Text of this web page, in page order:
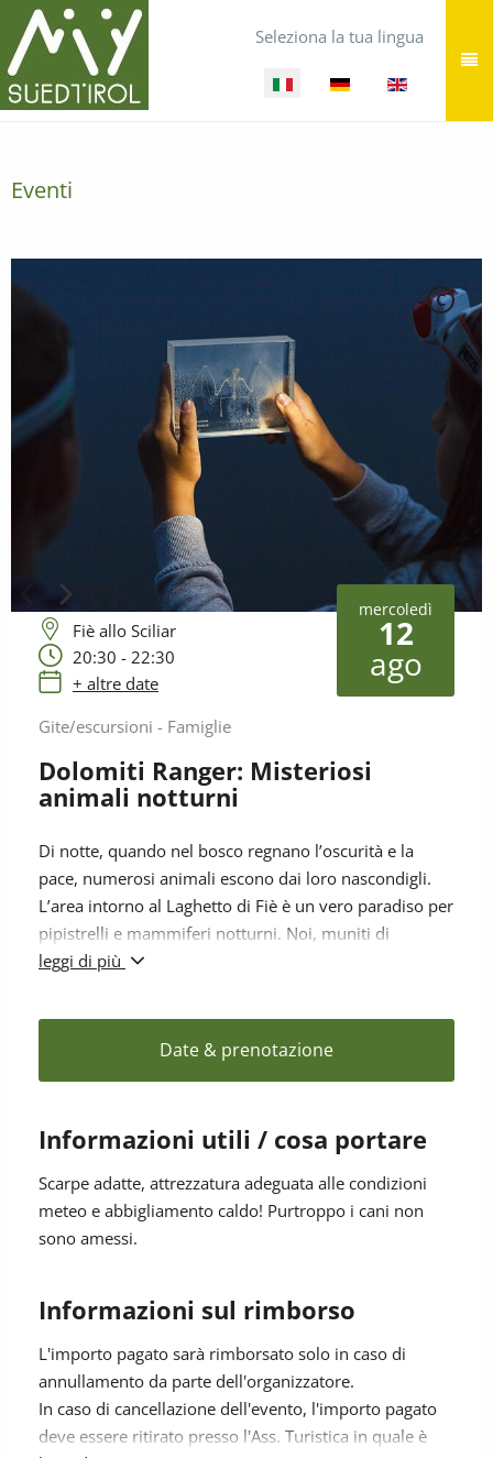
Seleziona la tua lingua
Eventi
C
mercoledì
12
ago
Fiè allo Sciliar
20:30 - 22:30
+ altre date
Gite/escursioni - Famiglie
Dolomiti Ranger: Misteriosi
animali notturni
Di notte, quando nel bosco regnano l’oscurità e la
pace, numerosi animali escono dai loro nascondigli.
L’area intorno al Laghetto di Fiè è un vero paradiso per
pipistrelli e mammiferi notturni. Noi, muniti di
rilevatori e apparecchi, lì aspettiamo pazienti per la
loro richiami a ultrasuoni. Assieme ad un impavido
gruppo, sarà un’esperienza semplicemente
Per bambini dai 6 anni accompagnati da almeno un
adulto per famiglia!
L'evento è prenotabile solo in loco presso le Ass.
Turistiche.
Ogni persona supplementare: 10 €
leggi di più
Date & prenotazione
Informazioni utili / cosa portare
Scarpe adatte, attrezzatura adeguata alle condizioni
meteo e abbigliamento caldo! Purtroppo i cani non
sono amessi.
Informazioni sul rimborso
L'importo pagato sarà rimborsato solo in caso di
annullamento da parte dell'organizzatore.
In caso di cancellazione dell'evento, l'importo pagato
deve essere ritirato presso l'Ass. Turistica in quale è